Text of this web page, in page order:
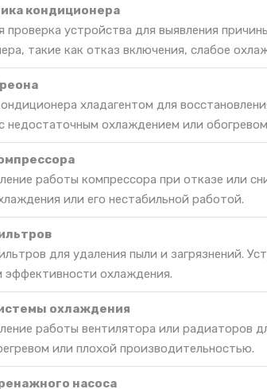
кондиционера
проверка устройства для выявления
такие как отказ включения, слабое
хладагентом для
недостаточным охлаждением или
работы компрессора при отказе или
или его нестабильной работой.
для удаления пыли и загрязнений.
эффективности охлаждения.
охлаждения
работы вентилятора или радиаторов
или плохой производительностью.
насоса